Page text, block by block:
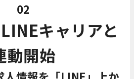
02
キャリアと
動開始